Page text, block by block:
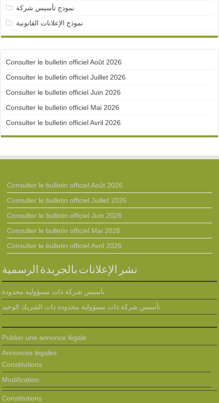
نمودج تأسيس شركة
نموذج الإعلانات القانونية
Consulter le bulletin officiel Août 2026
Consulter le bulletin officiel Juillet 2026
Consulter le bulletin officiel Juin 2026
Consulter le bulletin officiel Mai 2026
Consulter le bulletin officiel Avril 2026
Consulter le bulletin officiel Août 2026
Consulter le bulletin officiel Juillet 2026
Consulter le bulletin officiel Juin 2026
Consulter le bulletin officiel Mai 2026
Consulter le bulletin officiel Avril 2026
نشر الإعلانات بالجريدة الرسمية
تأسيس شركة ذات مسؤولية محدودة
تأسيس شركة ذات مسؤولية محدودة ذات الشريك الوحيد
Publier une annonce légale
Annonces légales
Constitutions
Modification
Constitutions